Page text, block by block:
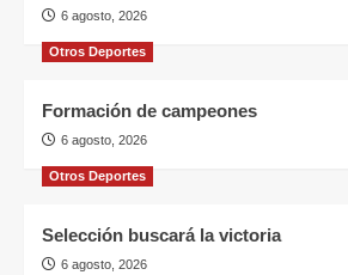
6 agosto, 2026
Otros Deportes
Formación de campeones
6 agosto, 2026
Otros Deportes
Selección buscará la victoria
6 agosto, 2026